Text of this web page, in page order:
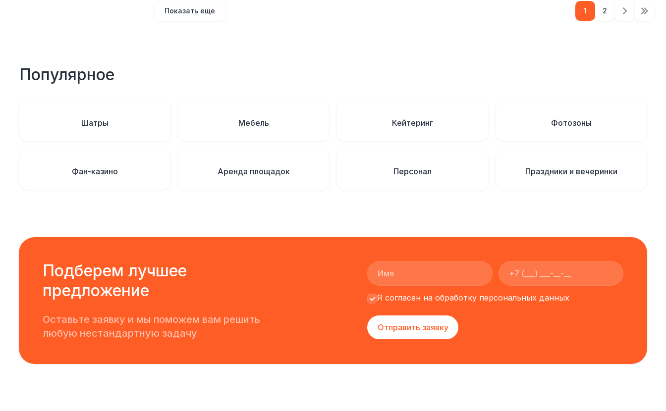
Показать еще 1 2
Популярное
Шатры Мебель Кейтеринг Фотозоны
Фан-казино Аренда площадок Персонал Праздники и вечеринки
Подберем лучшее
предложение
Оставьте заявку и мы поможем вам решить
любую нестандартную задачу
Я согласен на обработку персональных данных
Отправить заявку